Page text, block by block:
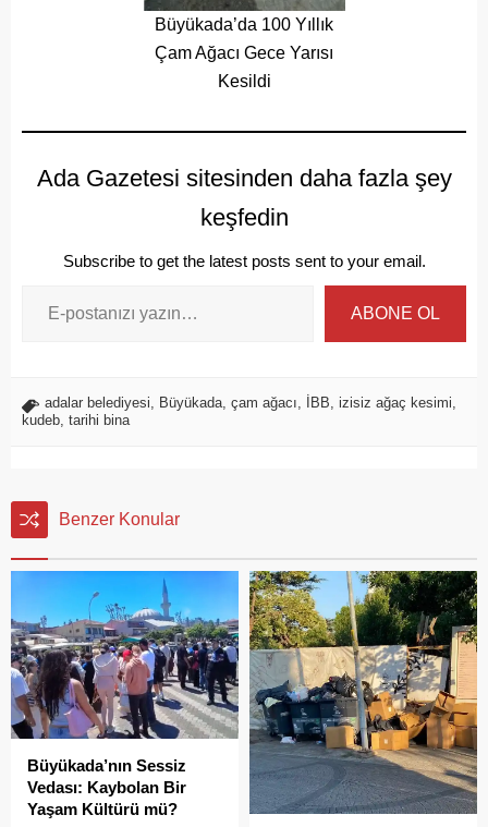
Büyükada’da 100 Yıllık
Çam Ağacı Gece Yarısı
Kesildi
Ada Gazetesi sitesinden daha fazla şey
keşfedin
Subscribe to get the latest posts sent to your email.
ABONE OL
adalar belediyesi, Büyükada, çam ağacı, İBB, izisiz ağaç kesimi,
kudeb, tarihi bina
Benzer Konular
Büyükada’nın Sessiz
Vedası: Kaybolan Bir
Yaşam Kültürü mü?